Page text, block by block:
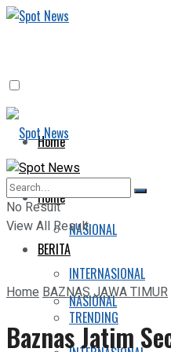
Home
BERITA
NASIONAL
INTERNASIONAL
TRENDING
Home
BERITA
NASIONAL
No Result
View All Result
HomeBAZNAS JAWA TIMUR
Baznas Jatim